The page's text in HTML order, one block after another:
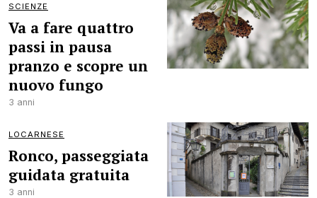
SCIENZE
Va a fare quattro
passi in pausa
pranzo e scopre un
nuovo fungo
3 anni
LOCARNESE
Ronco, passeggiata
guidata gratuita
3 anni